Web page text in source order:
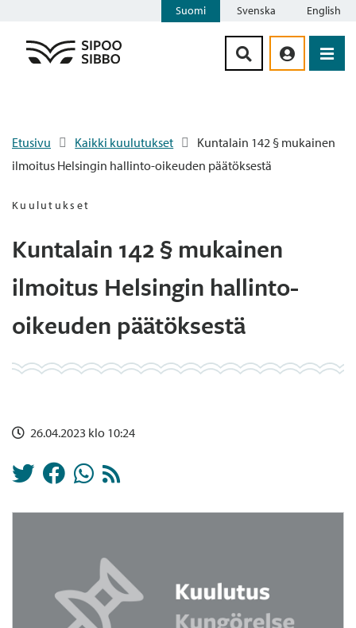
Suomi Svenska English
Etusivu Kaikki kuulutukset
Kuntalain 142 § mukainen
ilmoitus Helsingin hallinto-oikeuden päätöksestä
Kuulutukset
Kuntalain 142 § mukainen
ilmoitus Helsingin hallinto-
oikeuden päätöksestä
26.04.2023 klo 10:24